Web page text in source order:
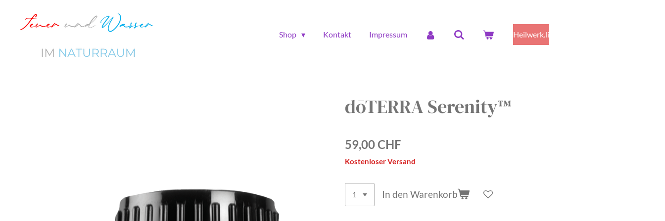
Hauptinhalt
Shop Kontakt Impressum Heilwerk.li
dōTERRA Serenity™
59,00 CHF
Kostenloser Versand
In den Warenkorb